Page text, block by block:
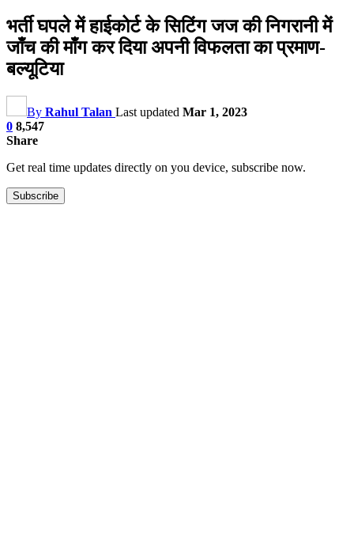
भर्ती घपले में हाईकोर्ट के सिटिंग जज की निगरानी में
जाँच की माँग कर दिया अपनी विफलता का प्रमाण-
बल्यूटिया
By Rahul Talan Last updated Mar 1, 2023
0 8,547
Share
Get real time updates directly on you device, subscribe now.
Subscribe